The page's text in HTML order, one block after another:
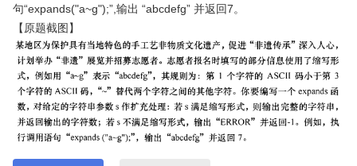
句“expands("a~g");”,输出 “abcdefg” 并返回7。
【原题截图】